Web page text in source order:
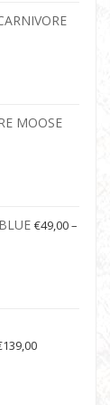
MOOSE
€49,00–
139,00